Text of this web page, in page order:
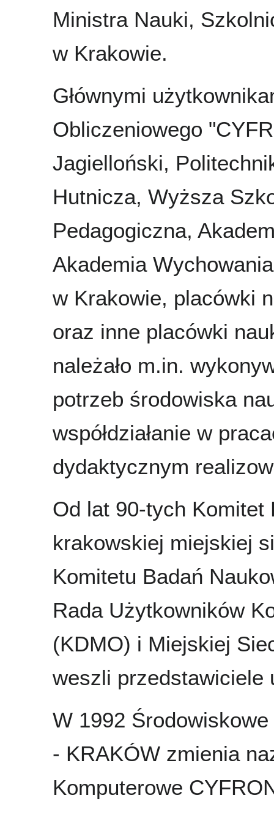
Ministra Nauki,
w Krakowie.
Głównymi
Obliczeniowego
Jagielloński,
Hutnicza, Wyższa
Pedagogiczna,
Akademia
w Krakowie, placówki
oraz inne placówki
należało m.in.
potrzeb środowiska
współdziałanie w
dydaktycznym
Od lat 90-tych Komitet
krakowskiej miejskiej
Komitetu Badań
Rada Użytkowników
(KDMO) i Miejskiej
weszli przedstawiciele
W 1992
- KRAKÓW zmienia
Komputerowe